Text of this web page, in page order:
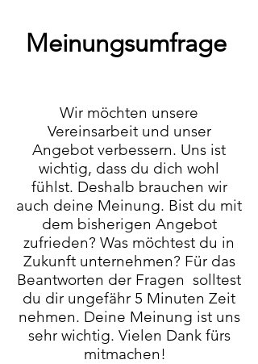
Meinungsumfrage
Wir möchten unsere
Vereinsarbeit und unser
Angebot verbessern. Uns ist
wichtig, dass du dich wohl
fühlst. Deshalb brauchen wir
auch deine Meinung. Bist du mit
dem bisherigen Angebot
zufrieden? Was möchtest du in
Zukunft unternehmen? Für das
Beantworten der Fragen solltest
du dir ungefähr 5 Minuten Zeit
nehmen. Deine Meinung ist uns
sehr wichtig. Vielen Dank fürs
mitmachen!